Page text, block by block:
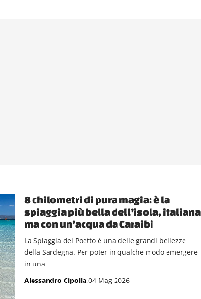
8 chilometri di pura magia: è la
spiaggia più bella dell’isola, italiana
ma con un’acqua da Caraibi
La Spiaggia del Poetto è una delle grandi bellezze
della Sardegna. Per poter in qualche modo emergere
in una...
Alessandro Cipolla,04 Mag 2026